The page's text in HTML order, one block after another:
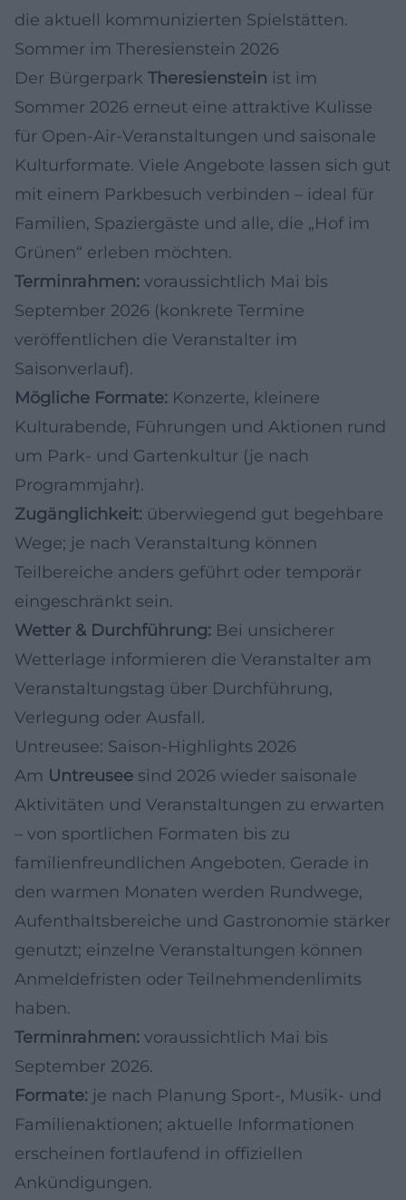
die aktuell kommunizierten Spielstätten.
Sommer im Theresienstein 2026
Der Bürgerpark Theresienstein ist im
Sommer 2026 erneut eine attraktive Kulisse
für Open-Air-Veranstaltungen und saisonale
Kulturformate. Viele Angebote lassen sich gut
mit einem Parkbesuch verbinden – ideal für
Familien, Spaziergäste und alle, die „Hof im
Grünen“ erleben möchten.
Terminrahmen: voraussichtlich Mai bis
September 2026 (konkrete Termine
veröffentlichen die Veranstalter im
Saisonverlauf).
Mögliche Formate: Konzerte, kleinere
Kulturabende, Führungen und Aktionen rund
um Park- und Gartenkultur (je nach
Programmjahr).
Zugänglichkeit: überwiegend gut begehbare
Wege; je nach Veranstaltung können
Teilbereiche anders geführt oder temporär
eingeschränkt sein.
Wetter & Durchführung: Bei unsicherer
Wetterlage informieren die Veranstalter am
Veranstaltungstag über Durchführung,
Verlegung oder Ausfall.
Untreusee: Saison-Highlights 2026
Am Untreusee sind 2026 wieder saisonale
Aktivitäten und Veranstaltungen zu erwarten
– von sportlichen Formaten bis zu
familienfreundlichen Angeboten. Gerade in
den warmen Monaten werden Rundwege,
Aufenthaltsbereiche und Gastronomie stärker
genutzt; einzelne Veranstaltungen können
Anmeldefristen oder Teilnehmendenlimits
haben.
Terminrahmen: voraussichtlich Mai bis
September 2026.
Formate: je nach Planung Sport-, Musik- und
Familienaktionen; aktuelle Informationen
erscheinen fortlaufend in offiziellen
Ankündigungen.